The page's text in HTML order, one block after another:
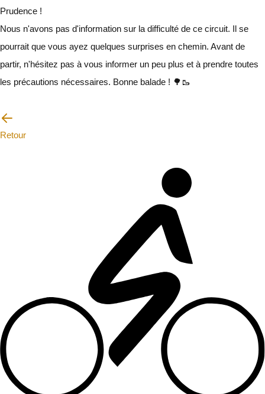
Prudence !
Nous n'avons pas d'information sur la difficulté de ce circuit. Il se
pourrait que vous ayez quelques surprises en chemin. Avant de
partir, n'hésitez pas à vous informer un peu plus et à prendre toutes
les précautions nécessaires. Bonne balade ! 🌳🥾
Retour